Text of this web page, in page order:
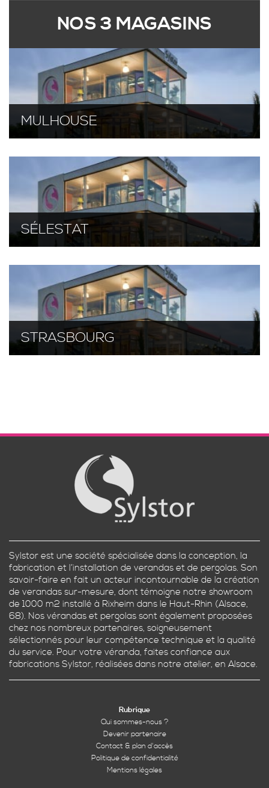
NOS 3 MAGASINS
MULHOUSE
SÉLESTAT
STRASBOURG
Sylstor est une société spécialisée dans la conception, la
fabrication et l’installation de verandas et de pergolas. Son
savoir-faire en fait un acteur incontournable de la création
de verandas sur-mesure, dont témoigne notre showroom
de 1000 m2 installé à Rixheim dans le Haut-Rhin (Alsace,
68). Nos vérandas et pergolas sont également proposées
chez nos nombreux partenaires, soigneusement
sélectionnés pour leur compétence technique et la qualité
du service. Pour votre véranda, faites confiance aux
fabrications Sylstor, réalisées dans notre atelier, en Alsace.
Rubrique
Qui sommes-nous ?
Devenir partenaire
Contact & plan d'accès
Politique de confidentialité
Mentions légales